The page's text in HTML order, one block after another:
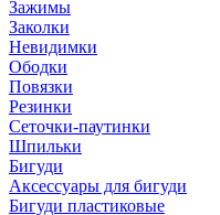
Зажимы
Заколки
Невидимки
Ободки
Повязки
Резинки
Сеточки-паутинки
Шпильки
Бигуди
Аксессуары для бигуди
Бигуди пластиковые